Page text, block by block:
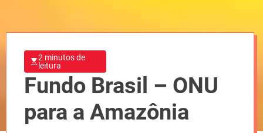
2 minutos de
leitura
Fundo Brasil – ONU
para a Amazônia